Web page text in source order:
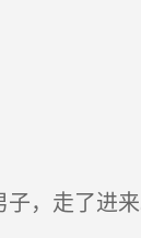
，走了进来